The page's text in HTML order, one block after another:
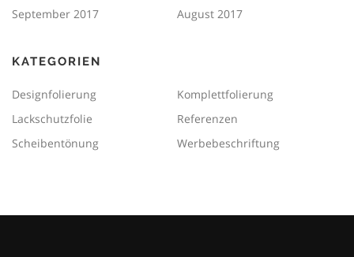
September 2017
August 2017
KATEGORIEN
Designfolierung
Komplettfolierung
Lackschutzfolie
Referenzen
Scheibentönung
Werbebeschriftung